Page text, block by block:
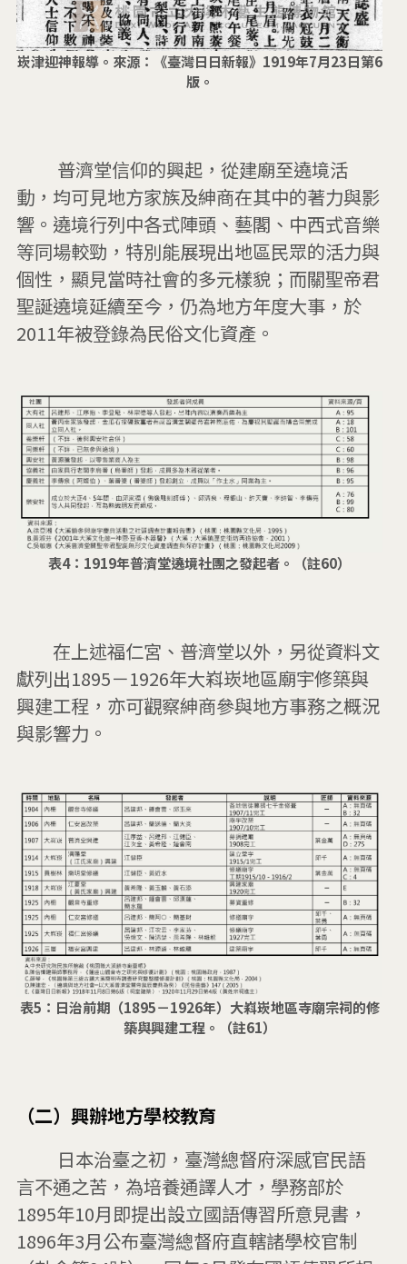
崁津迎神報導。來源：《臺灣日日新報》1919年7月23日第6
版。
動，均可見地方家族及紳商在其中的著力與影
響。遶境行列中各式陣頭、藝閣、中西式音樂
等同場較勁，特別能展現出地區民眾的活力與
個性，顯見當時社會的多元樣貌；而關聖帝君
聖誕遶境延續至今，仍為地方年度大事，於
2011年被登錄為民俗文化資產。
表4：1919年普濟堂遶境社團之發起者。（註60）
獻列出1895－1926年大嵙崁地區廟宇修築與
興建工程，亦可觀察紳商參與地方事務之概況
與影響力。
表5：日治前期（1895－1926年）大嵙崁地區寺廟宗祠的修
築與興建工程。（註61）
（二）興辦地方學校教育
言不通之苦，為培養通譯人才，學務部於
1895年10月即提出設立國語傳習所意見書，
1896年3月公布臺灣總督府直轄諸學校官制